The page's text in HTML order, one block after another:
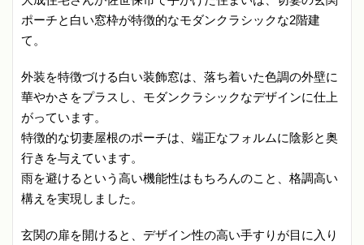
ポーチと白い窓枠が特徴的なモダンクラシックな2階建
て。
外装を特徴づける白い装飾窓は、落ち着いた色調の外壁に
華やかさをプラスし、モダンクラシックなデザインに仕上
がっています。
特徴的な切妻屋根のポーチは、端正なフォルムに陰影と奥
行きを与えています。
雨を避けるという高い機能性はもちろんのこと、格調高い
構えを実現しました。
玄関の扉を開けると、デザイン性の高い手すりが目に入り